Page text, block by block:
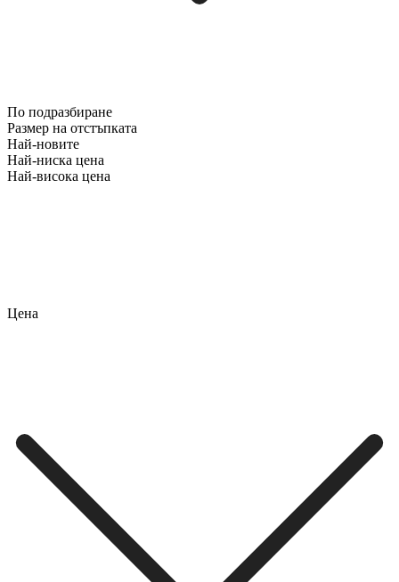
По подразбиране
Размер на отстъпката
Най-новите
Най-ниска цена
Най-висока цена
Цена